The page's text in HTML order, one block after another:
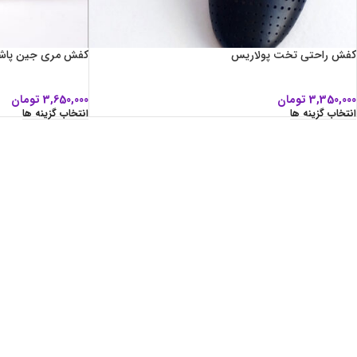
کفش راحتی تخت پولاریس
3,350,000 تومان
انتخاب گزینه ها
کفش مری جین
3,650,000 تومان
انتخاب گزینه ها